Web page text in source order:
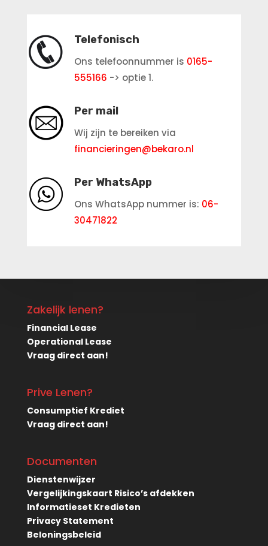
Telefonisch
Ons telefoonnummer is 0165-
555166 -> optie 1.
Per mail
Wij zijn te bereiken via
financieringen@bekaro.nl
Per WhatsApp
Ons WhatsApp nummer is: 06-
30471822
Zakelijk lenen?
Financial Lease
Operational Lease
Vraag direct aan!
Prive Lenen?
Consumptief Krediet
Vraag direct aan!
Documenten
Dienstenwijzer
Vergelijkingskaart Risico’s afdekken
Informatieset Kredieten
Privacy Statement
Beloningsbeleid